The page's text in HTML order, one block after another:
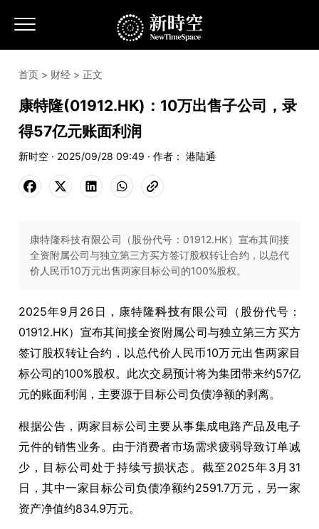
首页 > 财经 > 正文
​​康特隆(01912.HK)：10万出售子公司，录
得57亿元账面利润
新时空 · 2025/09/28 09:49 · 作者： 港陆通
康特隆科技有限公司（股份代号：01912.HK）宣布其间接
全资附属公司与独立第三方买方签订股权转让合约，以总代
价人民币10万元出售两家目标公司的100%股权。
2025年9月26日，康特隆科技有限公司（股份代号：
01912.HK）宣布其间接全资附属公司与独立第三方买方
签订股权转让合约，以总代价人民币10万元出售两家目
标公司的100%股权。此次交易预计将为集团带来约57亿
元的账面利润，主要源于目标公司负债净额的剥离。
根据公告，两家目标公司主要从事集成电路产品及电子
元件的销售业务。由于消费者市场需求疲弱导致订单减
少，目标公司处于持续亏损状态。截至2025年3月31
日，其中一家目标公司负债净额约2591.7万元，另一家
资产净值约834.9万元。